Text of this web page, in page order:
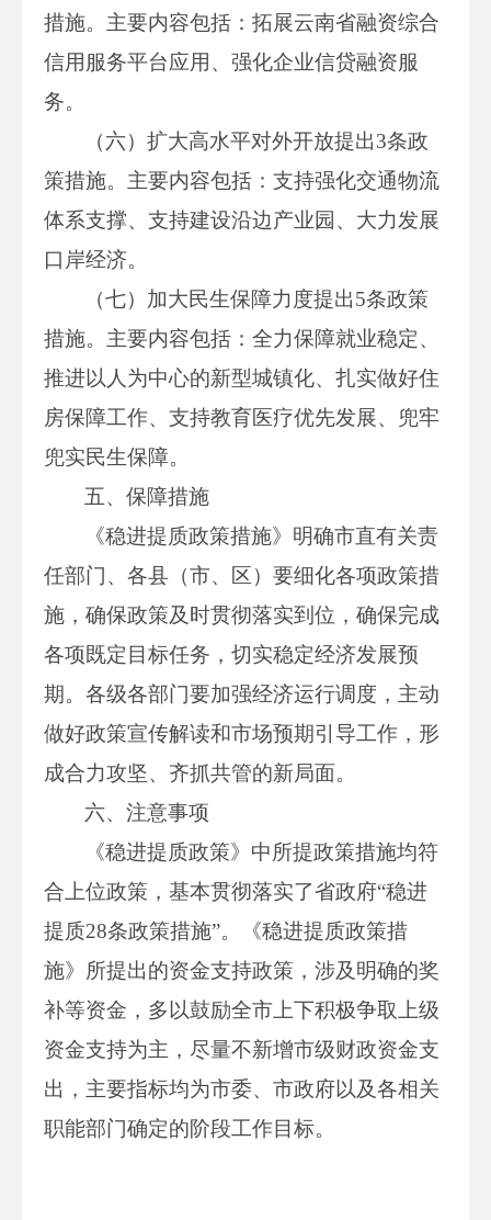
措施。主要内容包括：拓展云南省融资综合
信用服务平台应用、强化企业信贷融资服
务。
（六）扩大高水平对外开放提出3条政
策措施。主要内容包括：支持强化交通物流
体系支撑、支持建设沿边产业园、大力发展
口岸经济。
（七）加大民生保障力度提出5条政策
措施。主要内容包括：全力保障就业稳定、
推进以人为中心的新型城镇化、扎实做好住
房保障工作、支持教育医疗优先发展、兜牢
兜实民生保障。
五、保障措施
《稳进提质政策措施》明确市直有关责
任部门、各县（市、区）要细化各项政策措
施，确保政策及时贯彻落实到位，确保完成
各项既定目标任务，切实稳定经济发展预
期。各级各部门要加强经济运行调度，主动
做好政策宣传解读和市场预期引导工作，形
成合力攻坚、齐抓共管的新局面。
六、注意事项
《稳进提质政策》中所提政策措施均符
合上位政策，基本贯彻落实了省政府“稳进
提质28条政策措施”。《稳进提质政策措
施》所提出的资金支持政策，涉及明确的奖
补等资金，多以鼓励全市上下积极争取上级
资金支持为主，尽量不新增市级财政资金支
出，主要指标均为市委、市政府以及各相关
职能部门确定的阶段工作目标。